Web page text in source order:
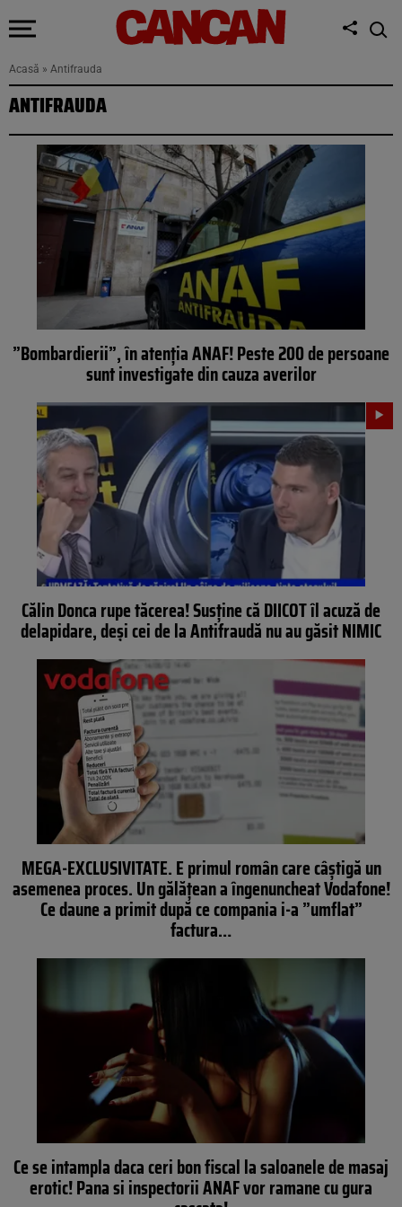
Acasă » Antifrauda
ANTIFRAUDA
”Bombardierii”, în atenția ANAF! Peste 200 de persoane
sunt investigate din cauza averilor
Călin Donca rupe tăcerea! Susține că DIICOT îl acuză de
delapidare, deși cei de la Antifraudă nu au găsit NIMIC
MEGA-EXCLUSIVITATE. E primul român care câştigă un
asemenea proces. Un gălăţean a îngenuncheat Vodafone!
Ce daune a primit după ce compania i-a ”umflat”
factura…
Ce se intampla daca ceri bon fiscal la saloanele de masaj
erotic! Pana si inspectorii ANAF vor ramane cu gura